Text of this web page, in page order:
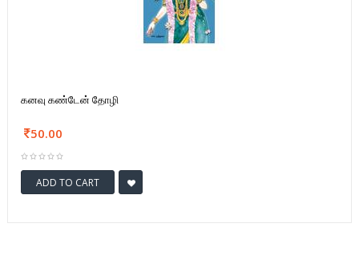
கனவு கண்டேன் தோழி
50.00
ADD TO CART